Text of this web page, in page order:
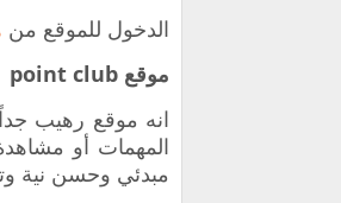
الدخول للموقع من
موقع point club
‏انه موقع رهيب
المهمات أو
مبدئي وحسن نية